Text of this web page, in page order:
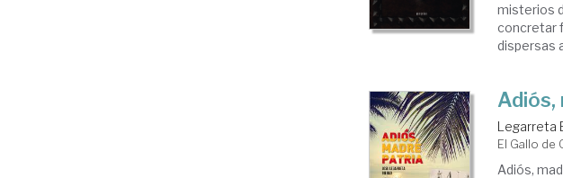
misterios
concretar
dispersas
Adiós,
Legarreta
El Gallo de
Adiós,